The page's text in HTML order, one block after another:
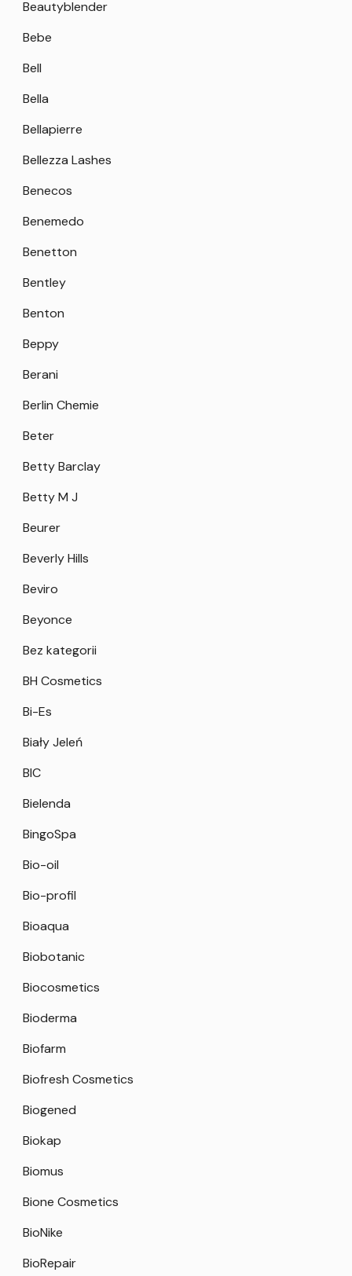
Beautyblender
Bebe
Bell
Bella
Bellapierre
Bellezza Lashes
Benecos
Benemedo
Benetton
Bentley
Benton
Beppy
Berani
Berlin Chemie
Beter
Betty Barclay
Betty M J
Beurer
Beverly Hills
Beviro
Beyonce
Bez kategorii
BH Cosmetics
Bi-Es
Biały Jeleń
BIC
Bielenda
BingoSpa
Bio-oil
Bio-profil
Bioaqua
Biobotanic
Biocosmetics
Bioderma
Biofarm
Biofresh Cosmetics
Biogened
Biokap
Biomus
Bione Cosmetics
BioNike
BioRepair